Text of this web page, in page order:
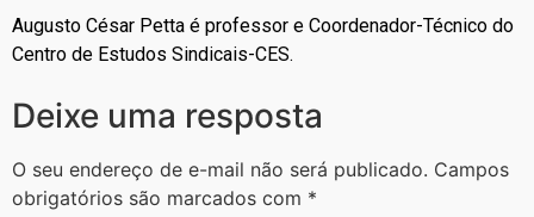
Augusto César Petta é professor e Coordenador-Técnico do
Centro de Estudos Sindicais-CES.
Deixe uma resposta
O seu endereço de e-mail não será publicado. Campos
obrigatórios são marcados com *